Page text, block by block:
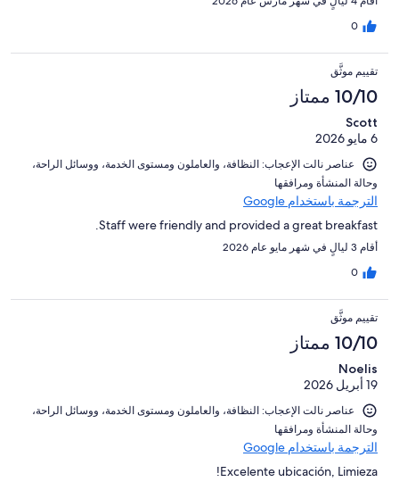
0
تقييم موثَّق
10/10 ممتاز
Scott
6 مايو 2026
عناصر نالت الإعجاب: ⁦النظافة⁩، و⁦العاملون ومستوى الخدمة⁩، و⁦وسائل الراحة⁩،
و⁦حالة المنشأة ومرافقها⁩
الترجمة باستخدام Google
Staff were friendly and provided a great breakfast.
أقام 3 ليالٍ في شهر مايو عام 2026
0
تقييم موثَّق
10/10 ممتاز
Noelis
19 أبريل 2026
عناصر نالت الإعجاب: ⁦النظافة⁩، و⁦العاملون ومستوى الخدمة⁩، و⁦وسائل الراحة⁩،
و⁦حالة المنشأة ومرافقها⁩
الترجمة باستخدام Google
Excelente ubicación, Limieza!